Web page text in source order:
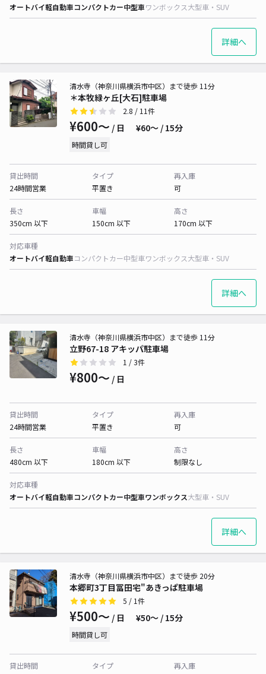
オートバイ軽自動車コンパクトカー中型車ワンボックス大型車・SUV
詳細へ
＊本牧緑ヶ丘[大石]駐車場
清水寺（神奈川県横浜市中区）まで徒歩 11分
2.8 / 11件
¥600〜 / 日 ¥60〜 / 15分
時間貸し可
貸出時間
24時間営業
タイプ
平置き
再入庫
可
長さ
350cm 以下
車幅
150cm 以下
高さ
170cm 以下
対応車種
オートバイ軽自動車コンパクトカー中型車ワンボックス大型車・SUV
詳細へ
立野67-18 アキッパ駐車場
清水寺（神奈川県横浜市中区）まで徒歩 11分
1 / 3件
¥800〜 / 日
貸出時間
24時間営業
タイプ
平置き
再入庫
可
長さ
480cm 以下
車幅
180cm 以下
高さ
制限なし
対応車種
オートバイ軽自動車コンパクトカー中型車ワンボックス大型車・SUV
詳細へ
本郷町3丁目冨田宅"あきっぱ駐車場
清水寺（神奈川県横浜市中区）まで徒歩 20分
5 / 1件
¥500〜 / 日 ¥50〜 / 15分
時間貸し可
貸出時間
タイプ
再入庫